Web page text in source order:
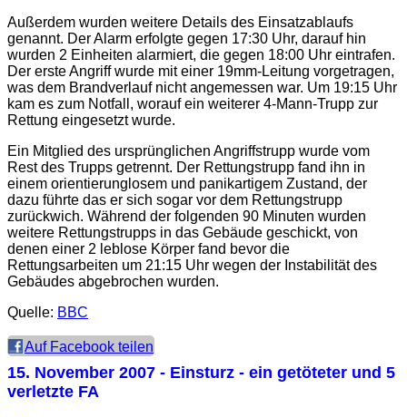
Außerdem wurden weitere Details des Einsatzablaufs
genannt. Der Alarm erfolgte gegen 17:30 Uhr, darauf hin
wurden 2 Einheiten alarmiert, die gegen 18:00 Uhr eintrafen.
Der erste Angriff wurde mit einer 19mm-Leitung vorgetragen,
was dem Brandverlauf nicht angemessen war. Um 19:15 Uhr
kam es zum Notfall, worauf ein weiterer 4-Mann-Trupp zur
Rettung eingesetzt wurde.
Ein Mitglied des ursprünglichen Angriffstrupp wurde vom
Rest des Trupps getrennt. Der Rettungstrupp fand ihn in
einem orientierunglosem und panikartigem Zustand, der
dazu führte das er sich sogar vor dem Rettungstrupp
zurückwich. Während der folgenden 90 Minuten wurden
weitere Rettungstrupps in das Gebäude geschickt, von
denen einer 2 leblose Körper fand bevor die
Rettungsarbeiten um 21:15 Uhr wegen der Instabilität des
Gebäudes abgebrochen wurden.
Quelle: BBC
Auf Facebook teilen
15. November 2007 - Einsturz - ein getöteter und 5
verletzte FA